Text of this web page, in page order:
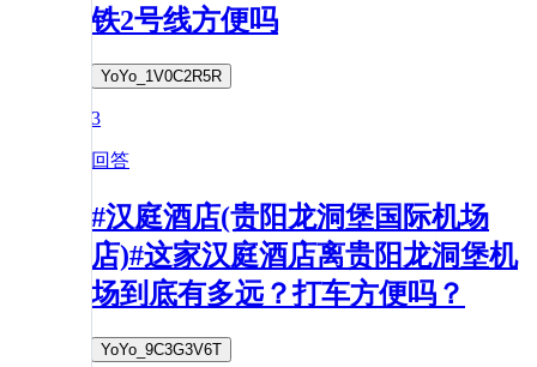
铁2号线方便吗
YoYo_1V0C2R5R
3
回答
#汉庭酒店(贵阳龙洞堡国际机场
店)#这家汉庭酒店离贵阳龙洞堡机
场到底有多远？打车方便吗？
YoYo_9C3G3V6T